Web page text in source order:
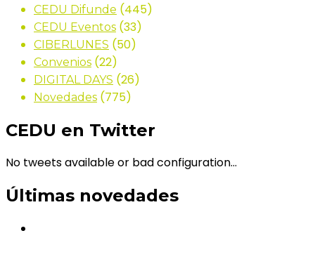
CEDU Difunde (445)
CEDU Eventos (33)
CIBERLUNES (50)
Convenios (22)
DIGITAL DAYS (26)
Novedades (775)
CEDU en Twitter
No tweets available or bad configuration...
Últimas novedades